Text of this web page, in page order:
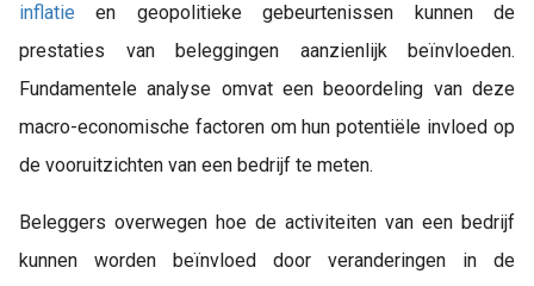
inflatie en geopolitieke gebeurtenissen kunnen de
prestaties van beleggingen aanzienlijk beïnvloeden.
Fundamentele analyse omvat een beoordeling van deze
macro-economische factoren om hun potentiële invloed op
de vooruitzichten van een bedrijf te meten.
Beleggers overwegen hoe de activiteiten van een bedrijf
kunnen worden beïnvloed door veranderingen in de